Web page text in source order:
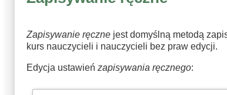
Zapisywanie ręczne jest domyślną metodą
kurs nauczycieli i nauczycieli bez praw edycji.
Edycja ustawień zapisywania ręcznego: